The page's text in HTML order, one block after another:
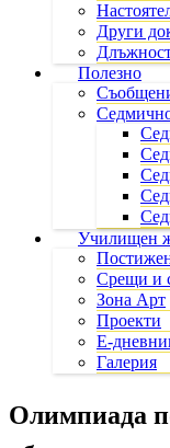
Други
Полезно
Училищен
Срещи и
Зона Арт
Проекти
Е-
Галерия
Олимпиада